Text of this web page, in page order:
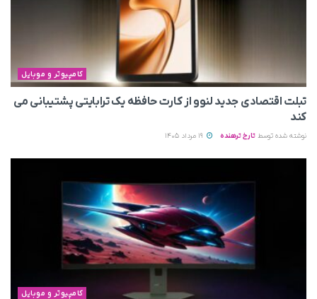
کامپیوتر و موبایل
تبلت اقتصادی جدید لنوو از کارت حافظه یک ترابایتی پشتیبانی می‌
کند
نوشته شده توسط تارخ ترهنده
کامپیوتر و موبایل